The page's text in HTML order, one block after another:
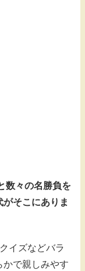
数々の名勝負を
そこにありま
イズなどバラ
かで親しみやす